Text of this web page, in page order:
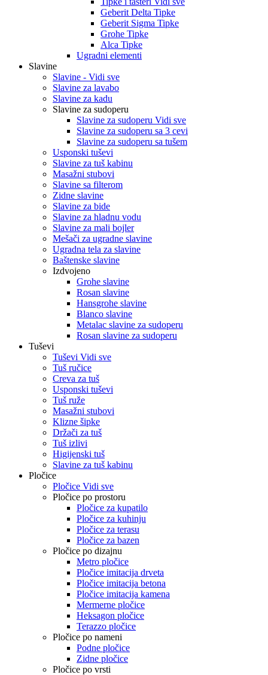
Geberit Delta Tipke
Geberit Sigma Tipke
Grohe Tipke
Alca Tipke
Ugradni elementi
Slavine
Slavine - Vidi sve
Slavine za lavabo
Slavine za kadu
Slavine za sudoperu
Slavine za sudoperu Vidi sve
Slavine za sudoperu sa 3 cevi
Slavine za sudoperu sa tušem
Usponski tuševi
Slavine za tuš kabinu
Masažni stubovi
Slavine sa filterom
Zidne slavine
Slavine za bide
Slavine za hladnu vodu
Slavine za mali bojler
Mešači za ugradne slavine
Ugradna tela za slavine
Baštenske slavine
Izdvojeno
Grohe slavine
Rosan slavine
Hansgrohe slavine
Blanco slavine
Metalac slavine za sudoperu
Rosan slavine za sudoperu
Tuševi
Tuševi Vidi sve
Tuš ručice
Creva za tuš
Usponski tuševi
Tuš ruže
Masažni stubovi
Klizne šipke
Držači za tuš
Tuš izlivi
Higijenski tuš
Slavine za tuš kabinu
Pločice
Pločice Vidi sve
Pločice po prostoru
Pločice za kupatilo
Pločice za kuhinju
Pločice za terasu
Pločice za bazen
Pločice po dizajnu
Metro pločice
Pločice imitacija drveta
Pločice imitacija betona
Pločice imitacija kamena
Mermerne pločice
Heksagon pločice
Terazzo pločice
Pločice po nameni
Podne pločice
Zidne pločice
Pločice po vrsti